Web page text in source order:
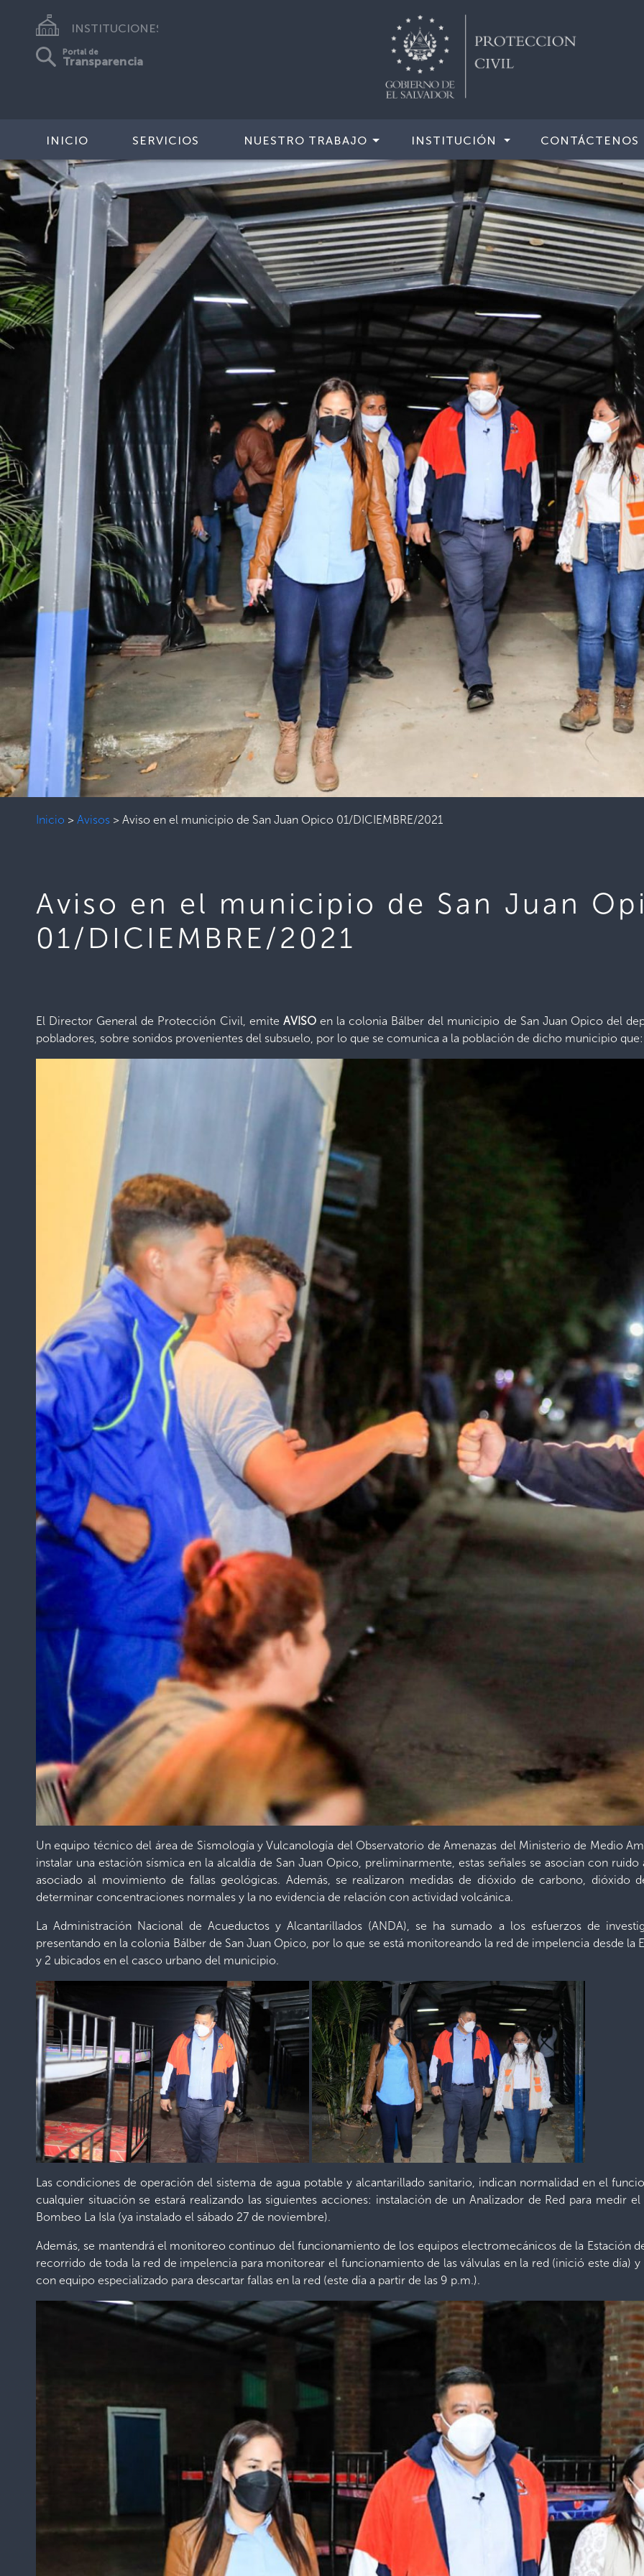
INSTITUCIONES
Portal de
Transparencia
INICIO SERVICIOS NUESTRO TRABAJO INSTITUCIÓN CONTÁCTENOS
Inicio > Avisos > Aviso en el municipio de San Juan Opico 01/DICIEMBRE/2021
Aviso en el municipio de San Juan
01/DICIEMBRE/2021
El Director General de Protección Civil, emite AVISO en la colonia Bálber del municipio de San Juan Opico del
pobladores, sobre sonidos provenientes del subsuelo, por lo que se comunica a la población de dicho municipio que:
Un equipo técnico del área de Sismología y Vulcanología del Observatorio de Amenazas del Ministerio de Medio
instalar una estación sísmica en la alcaldía de San Juan Opico, preliminarmente, estas señales se asocian con
asociado al movimiento de fallas geológicas. Además, se realizaron medidas de dióxido de carbono,
determinar concentraciones normales y la no evidencia de relación con actividad volcánica.
La Administración Nacional de Acueductos y Alcantarillados (ANDA), se ha sumado a los esfuerzos de
presentando en la colonia Bálber de San Juan Opico, por lo que se está monitoreando la red de impelencia desde la
y 2 ubicados en el casco urbano del municipio.
Las condiciones de operación del sistema de agua potable y alcantarillado sanitario, indican normalidad en el
cualquier situación se estará realizando las siguientes acciones: instalación de un Analizador de Red para medir
Bombeo La Isla (ya instalado el sábado 27 de noviembre).
Además, se mantendrá el monitoreo continuo del funcionamiento de los equipos electromecánicos de la Estación
recorrido de toda la red de impelencia para monitorear el funcionamiento de las válvulas en la red (inició este día)
con equipo especializado para descartar fallas en la red (este día a partir de las 9 p.m.).